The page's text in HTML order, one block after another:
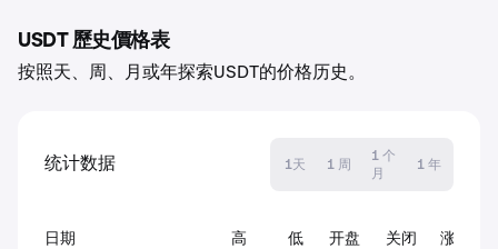
USDT 歷史價格表
按照天、周、月或年探索USDT的价格历史。
统计数据 1天 1 周
1 个
月
1 年
日期 高 低 开盘 关闭
涨跌幅